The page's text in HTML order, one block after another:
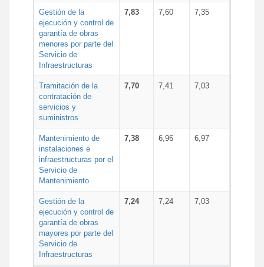
Gestión de la
ejecución y control de
garantía de obras
menores por parte del
Servicio de
Infraestructuras
7,83 7,60 7,35
Tramitación de la
contratación de
servicios y
suministros
7,70 7,41 7,03
Mantenimiento de
instalaciones e
infraestructuras por el
Servicio de
Mantenimiento
7,38 6,96 6,97
Gestión de la
ejecución y control de
garantía de obras
mayores por parte del
Servicio de
Infraestructuras
7,24 7,24 7,03